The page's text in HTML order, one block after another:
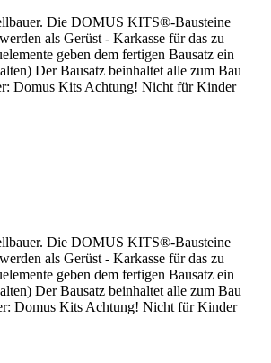
Die DOMUS KITS®-Bausteine
als Gerüst - Karkasse für das zu
geben dem fertigen Bausatz ein
Der Bausatz beinhaltet alle zum Bau
Domus Kits Achtung! Nicht für Kinder
Die DOMUS KITS®-Bausteine
als Gerüst - Karkasse für das zu
geben dem fertigen Bausatz ein
Der Bausatz beinhaltet alle zum Bau
Domus Kits Achtung! Nicht für Kinder